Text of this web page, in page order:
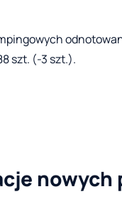
szt. (-3 szt.).